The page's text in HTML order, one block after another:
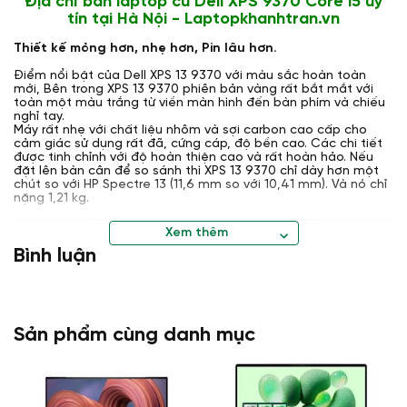
tín tại Hà Nội - Laptopkhanhtran.vn
Thiết kế mỏng hơn, nhẹ hơn, Pin lâu hơn.
Điểm nổi bật của Dell XPS 13 9370 với màu sắc hoàn toàn
mới, Bên trong XPS 13 9370 phiên bản vàng rất bắt mắt với
toàn một màu trắng từ viền màn hình đến bàn phím và chiếu
nghỉ tay.
Máy rất nhẹ với chất liệu nhôm và sợi carbon cao cấp cho
cảm giác sử dụng rất đã, cứng cáp, độ bền cao. Các chi tiết
được tinh chỉnh với độ hoàn thiện cao và rất hoàn hảo. Nếu
đặt lên bàn cân để so sánh thì XPS 13 9370 chỉ dày hơn một
chút so với HP Spectre 13 (11,6 mm so với 10,41 mm). Và nó chỉ
nặng 1,21 kg.
Xem thêm
Bình luận
Sản phẩm cùng danh mục